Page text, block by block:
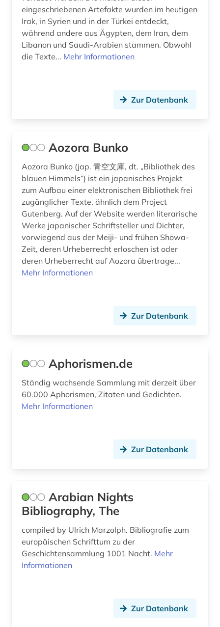
fragment (1)
frankreich (1)
französisch (6)
fremdwort (1)
frühe neuzeit (1)
frühmittelalter (1)
frühneuhochdeutsch (1)
färöisch (2)
galicisch-portugiesisch (1)
galloromanistik (10)
gaon (1)
garcía márquez (1)
geistesleben (1)
germanistik (4)
gesamtausgabe (1)
geschichte (29)
geschichte &lt;1731-1869&gt; (1)
eingeschriebenen Artefakte wurden im heutigen
Irak, in Syrien und in der Türkei entdeckt,
während andere aus Ägypten, dem Iran, dem
Libanon und Saudi-Arabien stammen. Obwohl
die Texte... Mehr Informationen
Zur Datenbank
Aozora Bunko
Aozora Bunko (jap. 青空文庫, dt. „Bibliothek des
blauen Himmels“) ist ein japanisches Projekt
zum Aufbau einer elektronischen Bibliothek frei
zugänglicher Texte, ähnlich dem Project
Gutenberg. Auf der Website werden literarische
Werke japanischer Schriftsteller und Dichter,
vorwiegend aus der Meiji- und frühen Shōwa-
Zeit, deren Urheberrecht erloschen ist oder
deren Urheberrecht auf Aozora übertrage...
Mehr Informationen
Zur Datenbank
Aphorismen.de
Ständig wachsende Sammlung mit derzeit über
60.000 Aphorismen, Zitaten und Gedichten.
Mehr Informationen
Zur Datenbank
Arabian Nights
Bibliography, The
compiled by Ulrich Marzolph. Bibliografie zum
europäischen Schrifttum zu der
Geschichtensammlung 1001 Nacht. Mehr
Informationen
Zur Datenbank